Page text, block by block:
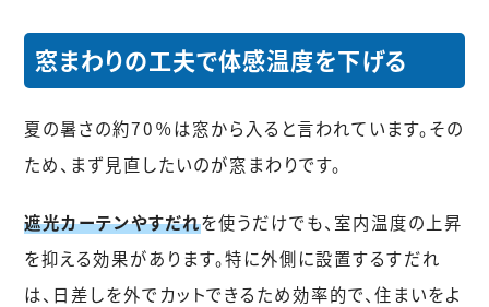
窓まわりの工夫で体感温度を下げる
夏の暑さの約70％は窓から入ると言われています。その
ため、まず見直したいのが窓まわりです。
遮光カーテンやすだれを使うだけでも、室内温度の上昇
を抑える効果があります。特に外側に設置するすだれ
は、日差しを外でカットできるため効率的で、住まいをよ